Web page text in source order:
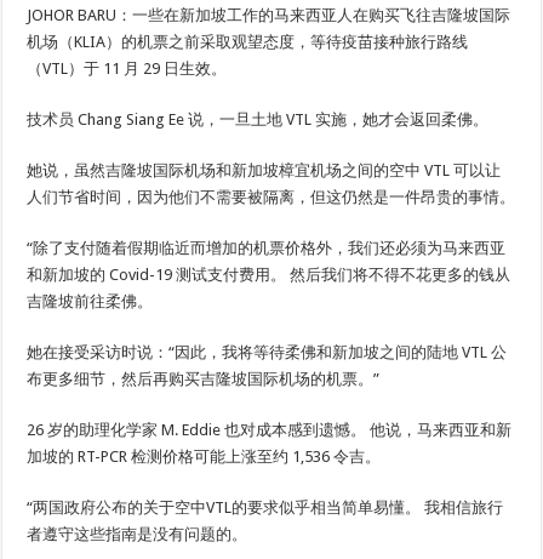
JOHOR BARU：一些在新加坡工作的马来西亚人在购买飞往吉隆坡国际
机场（KLIA）的机票之前采取观望态度，等待疫苗接种旅行路线
（VTL）于 11 月 29 日生效。
技术员 Chang Siang Ee 说，一旦土地 VTL 实施，她才会返回柔佛。
她说，虽然吉隆坡国际机场和新加坡樟宜机场之间的空中 VTL 可以让
人们节省时间，因为他们不需要被隔离，但这仍然是一件昂贵的事情。
“除了支付随着假期临近而增加的机票价格外，我们还必须为马来西亚
和新加坡的 Covid-19 测试支付费用。 然后我们将不得不花更多的钱从
吉隆坡前往柔佛。
她在接受采访时说：“因此，我将等待柔佛和新加坡之间的陆地 VTL 公
布更多细节，然后再购买吉隆坡国际机场的机票。”
26 岁的助理化学家 M. Eddie 也对成本感到遗憾。 他说，马来西亚和新
加坡的 RT-PCR 检测价格可能上涨至约 1,536 令吉。
“两国政府公布的关于空中VTL的要求似乎相当简单易懂。 我相信旅行
者遵守这些指南是没有问题的。